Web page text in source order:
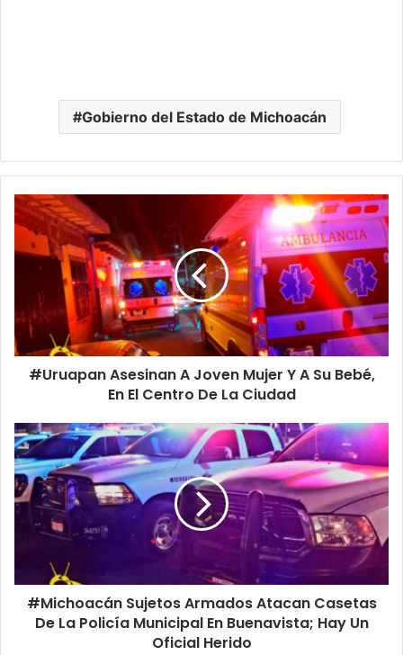
Gobierno del Estado de Michoacán
#Uruapan
Asesinan
A
Joven
A
Su
Bebé,
De
La
Ciudad
#Uruapan Asesinan A Joven Mujer Y A Su Bebé,
En El Centro De La Ciudad
#Michoacán
Sujetos
Armados
Atacan
Casetas
Municipal
Buenavista;
#Michoacán Sujetos Armados Atacan Casetas
De La Policía Municipal En Buenavista; Hay Un
Oficial Herido